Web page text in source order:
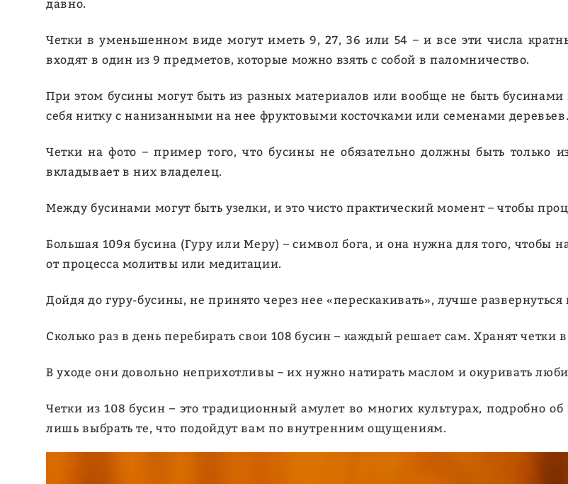
давно.
Четки в уменьшенном виде могут иметь 9, 27, 36 или 54 – и все эти числа
входят в один из 9 предметов, которые можно взять с собой в паломничество.
При этом бусины могут быть из разных материалов или вообще не быть
себя нитку с нанизанными на нее фруктовыми косточками или семенами
Четки на фото – пример того, что бусины не обязательно должны быть только
вкладывает в них владелец.
Между бусинами могут быть узелки, и это чисто практический момент – чтобы
Большая 109я бусина (Гуру или Меру) – символ бога, и она нужна для того, чтобы
от процесса молитвы или медитации.
Дойдя до гуру-бусины, не принято через нее «перескакивать», лучше
Сколько раз в день перебирать свои 108 бусин – каждый решает сам. Хранят
В уходе они довольно неприхотливы – их нужно натирать маслом и окуривать
Четки из 108 бусин – это традиционный амулет во многих культурах, подробно
лишь выбрать те, что подойдут вам по внутренним ощущениям.